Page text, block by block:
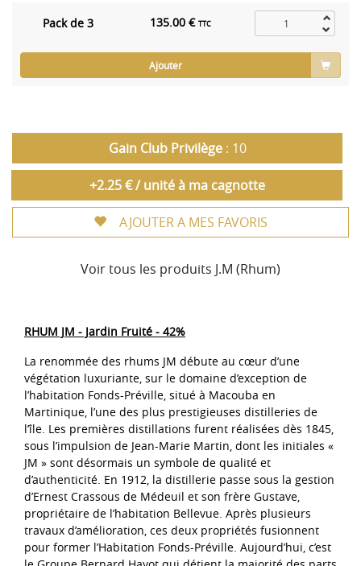
Pack de 3 135.00 € TTC
Ajouter
Gain Club Privilège: 10
+2.25 € / unité à ma cagnotte
AJOUTER A MES FAVORIS
Voir tous les produits J.M (Rhum)
RHUM JM - Jardin Fruité - 42%
La renommée des rhums JM débute au cœur d’une
végétation luxuriante, sur le domaine d’exception de
l’habitation Fonds-Préville, situé à Macouba en
Martinique, l’une des plus prestigieuses distilleries de
l’île. Les premières distillations furent réalisées dès 1845,
sous l’impulsion de Jean-Marie Martin, dont les initiales «
JM » sont désormais un symbole de qualité et
d’authenticité. En 1912, la distillerie passe sous la gestion
d’Ernest Crassous de Médeuil et son frère Gustave,
propriétaire de l’habitation Bellevue. Après plusieurs
travaux d’amélioration, ces deux propriétés fusionnent
pour former l’Habitation Fonds-Préville. Aujourd’hui, c’est